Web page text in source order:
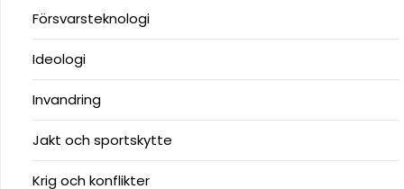
Försvarsteknologi
Ideologi
Invandring
Jakt och sportskytte
Krig och konflikter